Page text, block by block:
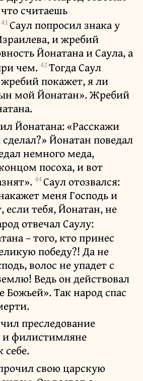
считаешь
41Саул попросил знака у
и жребий
Йонатана и Саула, а
чем. 42Тогда Саул
жребий покажет, я ли
мой Йонатан». Жребий
Йонатана: «Расскажи
Йонатан поведал
немного меда,
посоха, и вот
44Саул отозвался:
меня Господь и
если тебя, Йонатан, не
отвечал Саулу:
– того, кто принес
победу?! Да не
волос не упадет с
Ведь он действовал
Божьей». Так народ спас
преследование
филистимляне
себе.
свою царскую